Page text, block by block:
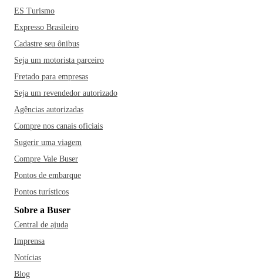
ES Turismo
Expresso Brasileiro
Cadastre seu ônibus
Seja um motorista parceiro
Fretado para empresas
Seja um revendedor autorizado
Agências autorizadas
Compre nos canais oficiais
Sugerir uma viagem
Compre Vale Buser
Pontos de embarque
Pontos turísticos
Sobre a Buser
Central de ajuda
Imprensa
Notícias
Blog